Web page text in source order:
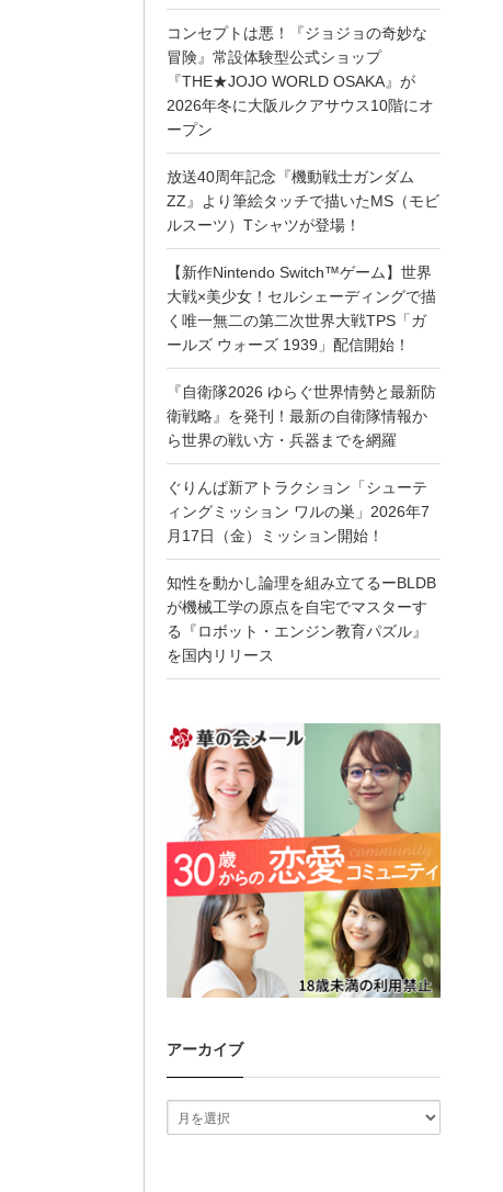
コンセプトは悪！『ジョジョの奇妙な
冒険』常設体験型公式ショップ
『THE★JOJO WORLD OSAKA』が
2026年冬に大阪ルクアサウス10階にオ
ープン
放送40周年記念『機動戦士ガンダム
ZZ』より筆絵タッチで描いたMS（モビ
ルスーツ）Tシャツが登場！
【新作Nintendo Switch™ゲーム】世界
大戦×美少女！セルシェーディングで描
く唯一無二の第二次世界大戦TPS「ガ
ールズ ウォーズ 1939」配信開始！
『自衛隊2026 ゆらぐ世界情勢と最新防
衛戦略』を発刊！最新の自衛隊情報か
ら世界の戦い方・兵器までを網羅
ぐりんぱ新アトラクション「シューテ
ィングミッション ワルの巣」2026年7
月17日（金）ミッション開始！
知性を動かし論理を組み立てるーBLDB
が機械工学の原点を自宅でマスターす
る『ロボット・エンジン教育パズル』
を国内リリース
アーカイブ